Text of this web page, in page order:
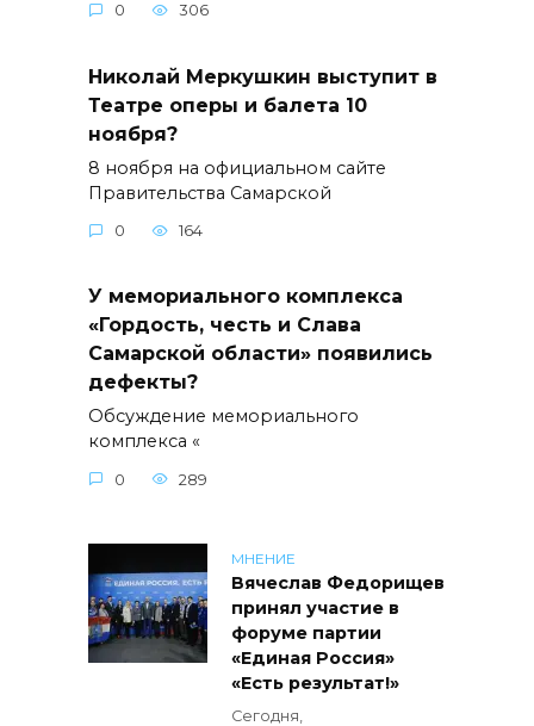
0 306
Николай Меркушкин выступит в
Театре оперы и балета 10
ноября?
8 ноября на официальном сайте
Правительства Самарской
0 164
У мемориального комплекса
«Гордость, честь и Слава
Самарской области» появились
дефекты?
Обсуждение мемориального
комплекса «
0 289
МНЕНИЕ
Вячеслав Федорищев
принял участие в
форуме партии
«Единая Россия»
«Есть результат!»
Сегодня,